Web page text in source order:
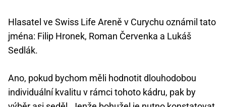
Hlasatel ve Swiss Life Areně v Curychu oznámil tato
jména: Filip Hronek, Roman Červenka a Lukáš
Sedlák.
Ano, pokud bychom měli hodnotit dlouhodobou
individuální kvalitu v rámci tohoto kádru, pak by